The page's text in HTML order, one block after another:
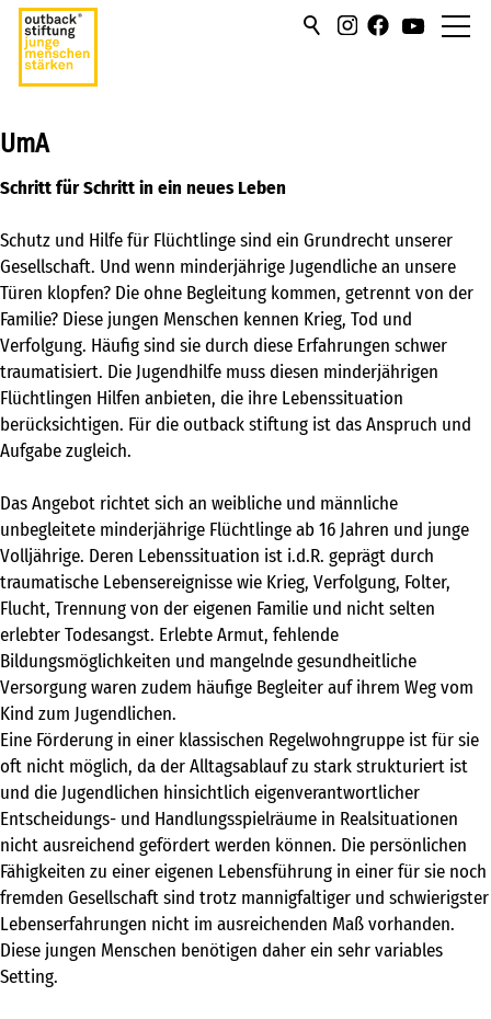
hilfen/leistung
campus
sportmentoring
aktuell
karriere
kontakt
freie kapazitäten
FAIRMILIE
initiativbewerbung
UmA
Schritt für Schritt in ein neues Leben
Schutz und Hilfe für Flüchtlinge sind ein Grundrecht unserer
Gesellschaft. Und wenn minderjährige Jugendliche an unsere
Türen klopfen? Die ohne Begleitung kommen, getrennt von der
Familie? Diese jungen Menschen kennen Krieg, Tod und
Verfolgung. Häufig sind sie durch diese Erfahrungen schwer
traumatisiert. Die Jugendhilfe muss diesen minderjährigen
Flüchtlingen Hilfen anbieten, die ihre Lebenssituation
berücksichtigen. Für die outback stiftung ist das Anspruch und
Aufgabe zugleich.
Das Angebot richtet sich an weibliche und männliche
unbegleitete minderjährige Flüchtlinge ab 16 Jahren und junge
Volljährige. Deren Lebenssituation ist i.d.R. geprägt durch
traumatische Lebensereignisse wie Krieg, Verfolgung, Folter,
Flucht, Trennung von der eigenen Familie und nicht selten
erlebter Todesangst. Erlebte Armut, fehlende
Bildungsmöglichkeiten und mangelnde gesundheitliche
Versorgung waren zudem häufige Begleiter auf ihrem Weg vom
Kind zum Jugendlichen.
Eine Förderung in einer klassischen Regelwohngruppe ist für sie
oft nicht möglich, da der Alltagsablauf zu stark strukturiert ist
und die Jugendlichen hinsichtlich eigenverantwortlicher
Entscheidungs- und Handlungsspielräume in Realsituationen
nicht ausreichend gefördert werden können. Die persönlichen
Fähigkeiten zu einer eigenen Lebensführung in einer für sie noch
fremden Gesellschaft sind trotz mannigfaltiger und schwierigster
Lebenserfahrungen nicht im ausreichenden Maß vorhanden.
Diese jungen Menschen benötigen daher ein sehr variables
Setting.